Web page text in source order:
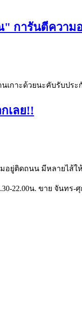
การันตีความ
นเกาะด้วยนะคับรับ
เลย!!
อยู่ติดถนน มีหลายไส้ใ
22.00น. ขาย จันทร-